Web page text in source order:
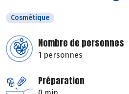
Cosmétique
Nombre de personnes
1 personnes
Préparation